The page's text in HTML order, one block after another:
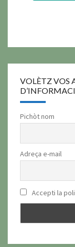
VOLÈTZ VOS
Pichòt nom
Adreça e-mail
Accepti la